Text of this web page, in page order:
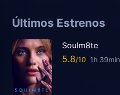
Últimos Estrenos
Soulm8te
5.8 1h 39min